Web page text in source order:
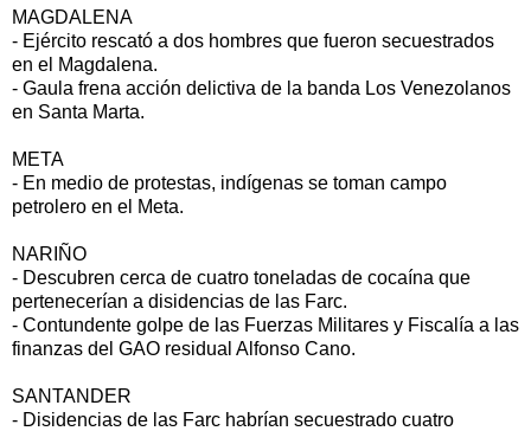
MAGDALENA
- Ejército rescató a dos hombres que fueron secuestrados
en el Magdalena.
- Gaula frena acción delictiva de la banda Los Venezolanos
en Santa Marta.
META
- En medio de protestas, indígenas se toman campo
petrolero en el Meta.
NARIÑO
- Descubren cerca de cuatro toneladas de cocaína que
pertenecerían a disidencias de las Farc.
- Contundente golpe de las Fuerzas Militares y Fiscalía a las
finanzas del GAO residual Alfonso Cano.
SANTANDER
- Disidencias de las Farc habrían secuestrado cuatro